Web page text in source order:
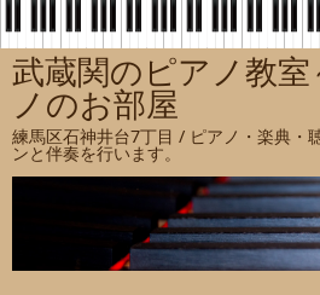
武蔵関のピアノ教室
ノのお部屋
練馬区石神井台7丁目 / ピアノ・楽典・
ンと伴奏を行います。